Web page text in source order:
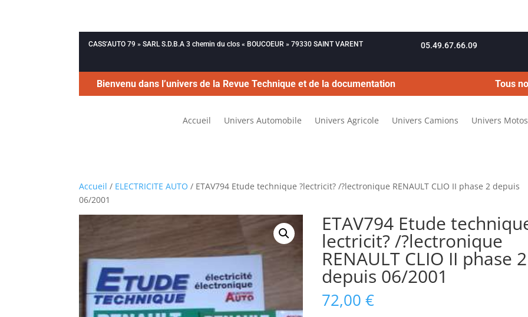
CASS’AUTO 79 » SARL S.D.B.A 3 chemin du clos « BOUCOEUR » 79330 SAINT VARENT 05.49.67.66.09
Bienvenu dans l’univers de la Revue Technique et de la documentation Tous
Accueil Univers Automobile Univers Agricole Univers Camions Univers Motos
Accueil / ELECTRICITE AUTO / ETAV794 Etude technique ?lectricit? /?lectronique RENAULT CLIO II phase 2 depuis
06/2001
ETAV794 Etude
lectricit? /?lectronique
RENAULT CLIO II phase 2
depuis 06/2001
72,00€